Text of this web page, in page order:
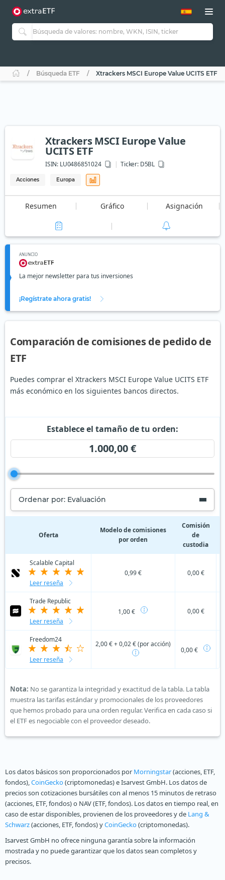
Búsqueda ETF Xtrackers MSCI Europe Value UCITS ETF
Xtrackers MSCI Europe Value
UCITS ETF
ISIN: LU0486851024 Ticker:D5BL
Acciones Europa
Resumen Gráfico Asignación
ANUNCIO
La mejor newsletter para tus inversiones
¡Regístrate ahora gratis!
Comparación de comisiones de pedido de
ETF
Puedes comprar el Xtrackers MSCI Europe Value UCITS ETF
más económico en los siguientes bancos directos.
Establece el tamaño de tu orden:
1.000,00 €
Ordenar por: Evaluación
Oferta
Modelo de comisiones
por orden
Comisión
de
custodia
Scalable Capital
Leer reseña
0,99 € 0,00 €
Trade Republic
Leer reseña
1,00 € 0,00 €
Freedom24
Leer reseña
2,00 € + 0,02 € (por acción)
0,00 €
Nota: No se garantiza la integridad y exactitud de la tabla. La tabla
muestra las tarifas estándar y promocionales de los proveedores
que hemos probado para una orden regular. Verifica en cada caso si
el ETF es negociable con el proveedor deseado.
Los datos básicos son proporcionados por Morningstar(acciones, ETF,
fondos),CoinGecko(criptomonedas) e Isarvest GmbH. Los datos de
precios son cotizaciones bursátiles con al menos 15 minutos de retraso
(acciones, ETF, fondos) o NAV (ETF, fondos). Los datos en tiempo real, en
caso de estar disponibles, provienen de los proveedores y de Lang &
Schwarz(acciones, ETF, fondos) yCoinGecko(criptomonedas).
Isarvest GmbH no ofrece ninguna garantía sobre la información
mostrada y no puede garantizar que los datos sean completos y
precisos.